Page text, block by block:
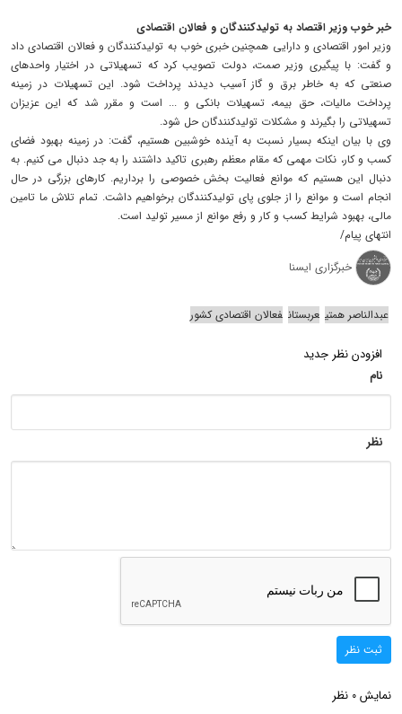
خبر خوب وزیر اقتصاد به تولیدکنندگان و فعالان اقتصادی
وزیر امور اقتصادی و دارایی همچنین خبری خوب به تولیدکنندگان و فعالان اقتصادی داد
و گفت: با پیگیری وزیر صمت، دولت تصویب کرد که تسهیلاتی در اختیار واحدهای
صنعتی که به خاطر برق و گاز آسیب دیدند پرداخت شود. این تسهیلات در زمینه
پرداخت مالیات، حق بیمه، تسهیلات بانکی و ... است و مقرر شد که این عزیزان
تسهیلاتی را بگیرند و مشکلات تولیدکنندگان حل شود.
وی با بیان اینکه بسیار نسبت به آینده خوشبین هستیم، گفت: در زمینه بهبود فضای
کسب و کار، نکات مهمی که مقام معظم رهبری تاکید داشتند را به جد دنبال می کنیم. به
دنبال این هستیم که موانع فعالیت بخش خصوصی را برداریم. کارهای بزرگی در حال
انجام است و موانع را از جلوی پای تولیدکنندگان برخواهیم داشت. تمام تلاش ما تامین
مالی، بهبود شرایط کسب و کار و رفع موانع از مسیر تولید است.
انتهای پیام/
خبرگزاری ایسنا
عبدالناصر همتی عربستان فعالان اقتصادی کشور
افزودن نظر جدید
نام
نظر
ثبت نظر
نمایش 0 نظر